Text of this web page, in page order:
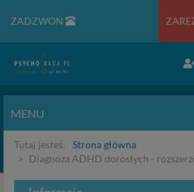
ZADZWOŃ
MENU
Tutaj jesteś:
Strona główna
Diagnoza ADHD dorosłych -